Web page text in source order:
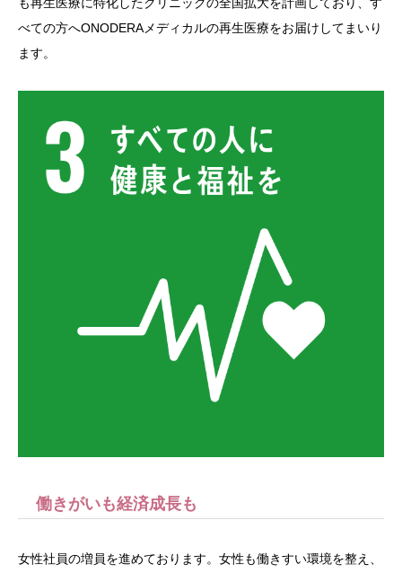
べての方へONODERAメディカルの再生医療をお届けしてまいり
ます。
働きがいも経済成長も
女性社員の増員を進めております。女性も働きすい環境を整え、